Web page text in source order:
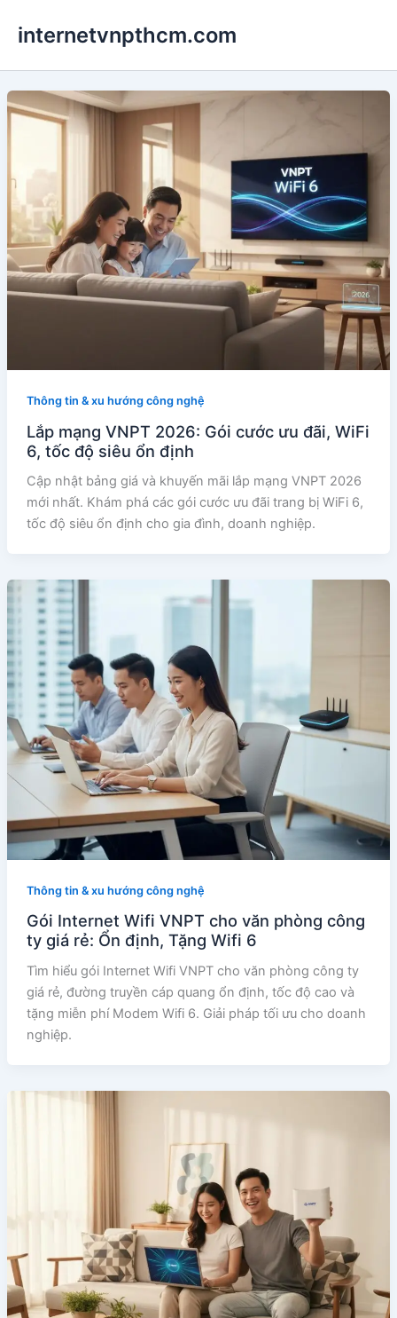
dung
internetvnpthcm.com
Thông tin & xu hướng công nghệ
Lắp mạng VNPT 2026: Gói cước ưu đãi, WiFi
6, tốc độ siêu ổn định
Cập nhật bảng giá và khuyến mãi lắp mạng VNPT 2026
mới nhất. Khám phá các gói cước ưu đãi trang bị WiFi 6,
tốc độ siêu ổn định cho gia đình, doanh nghiệp.
Thông tin & xu hướng công nghệ
Gói Internet Wifi VNPT cho văn phòng công
ty giá rẻ: Ổn định, Tặng Wifi 6
Tìm hiểu gói Internet Wifi VNPT cho văn phòng công ty
giá rẻ, đường truyền cáp quang ổn định, tốc độ cao và
tặng miễn phí Modem Wifi 6. Giải pháp tối ưu cho doanh
nghiệp.